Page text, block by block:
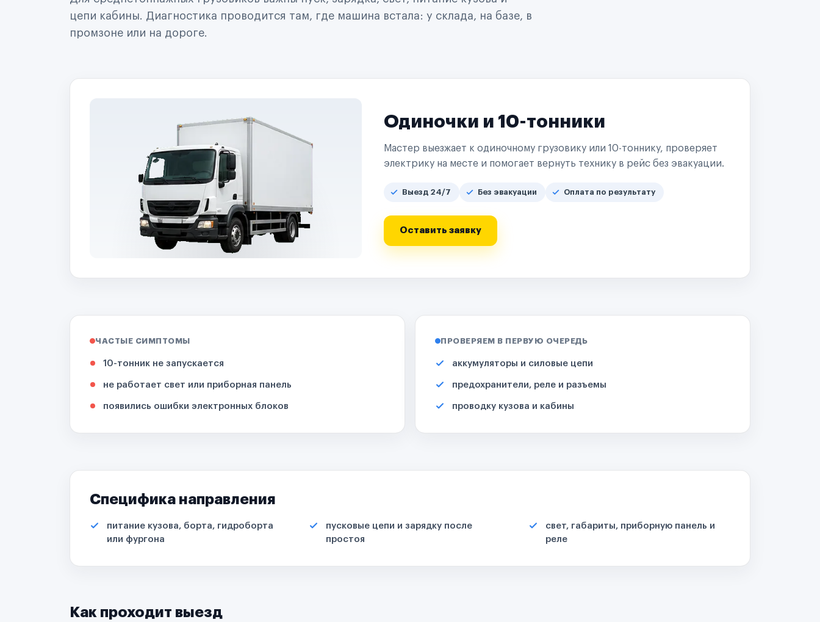
Страховые компании
B2B-дистрибьюторыцепи кабины. Диагностика проводится там, где машина встала: у склада, на базе, в
промзоне или на дороге.
Одиночки и 10-тонники
Мастер выезжает к одиночному грузовику или 10-тоннику, проверяет
электрику на месте и помогает вернуть технику в рейс без эвакуации.
Выезд 24/7 Без эвакуации Оплата по результату
Оставить заявку
ЧАСТЫЕ СИМПТОМЫ
10-тонник не запускается
не работает свет или приборная панель
появились ошибки электронных блоков
ПРОВЕРЯЕМ В ПЕРВУЮ ОЧЕРЕДЬ
аккумуляторы и силовые цепи
предохранители, реле и разъемы
проводку кузова и кабины
Специфика направления
питание кузова, борта, гидроборта
или фургона
пусковые цепи и зарядку после
простоя
свет, габариты, приборную панель и
реле
Как проходит выезд